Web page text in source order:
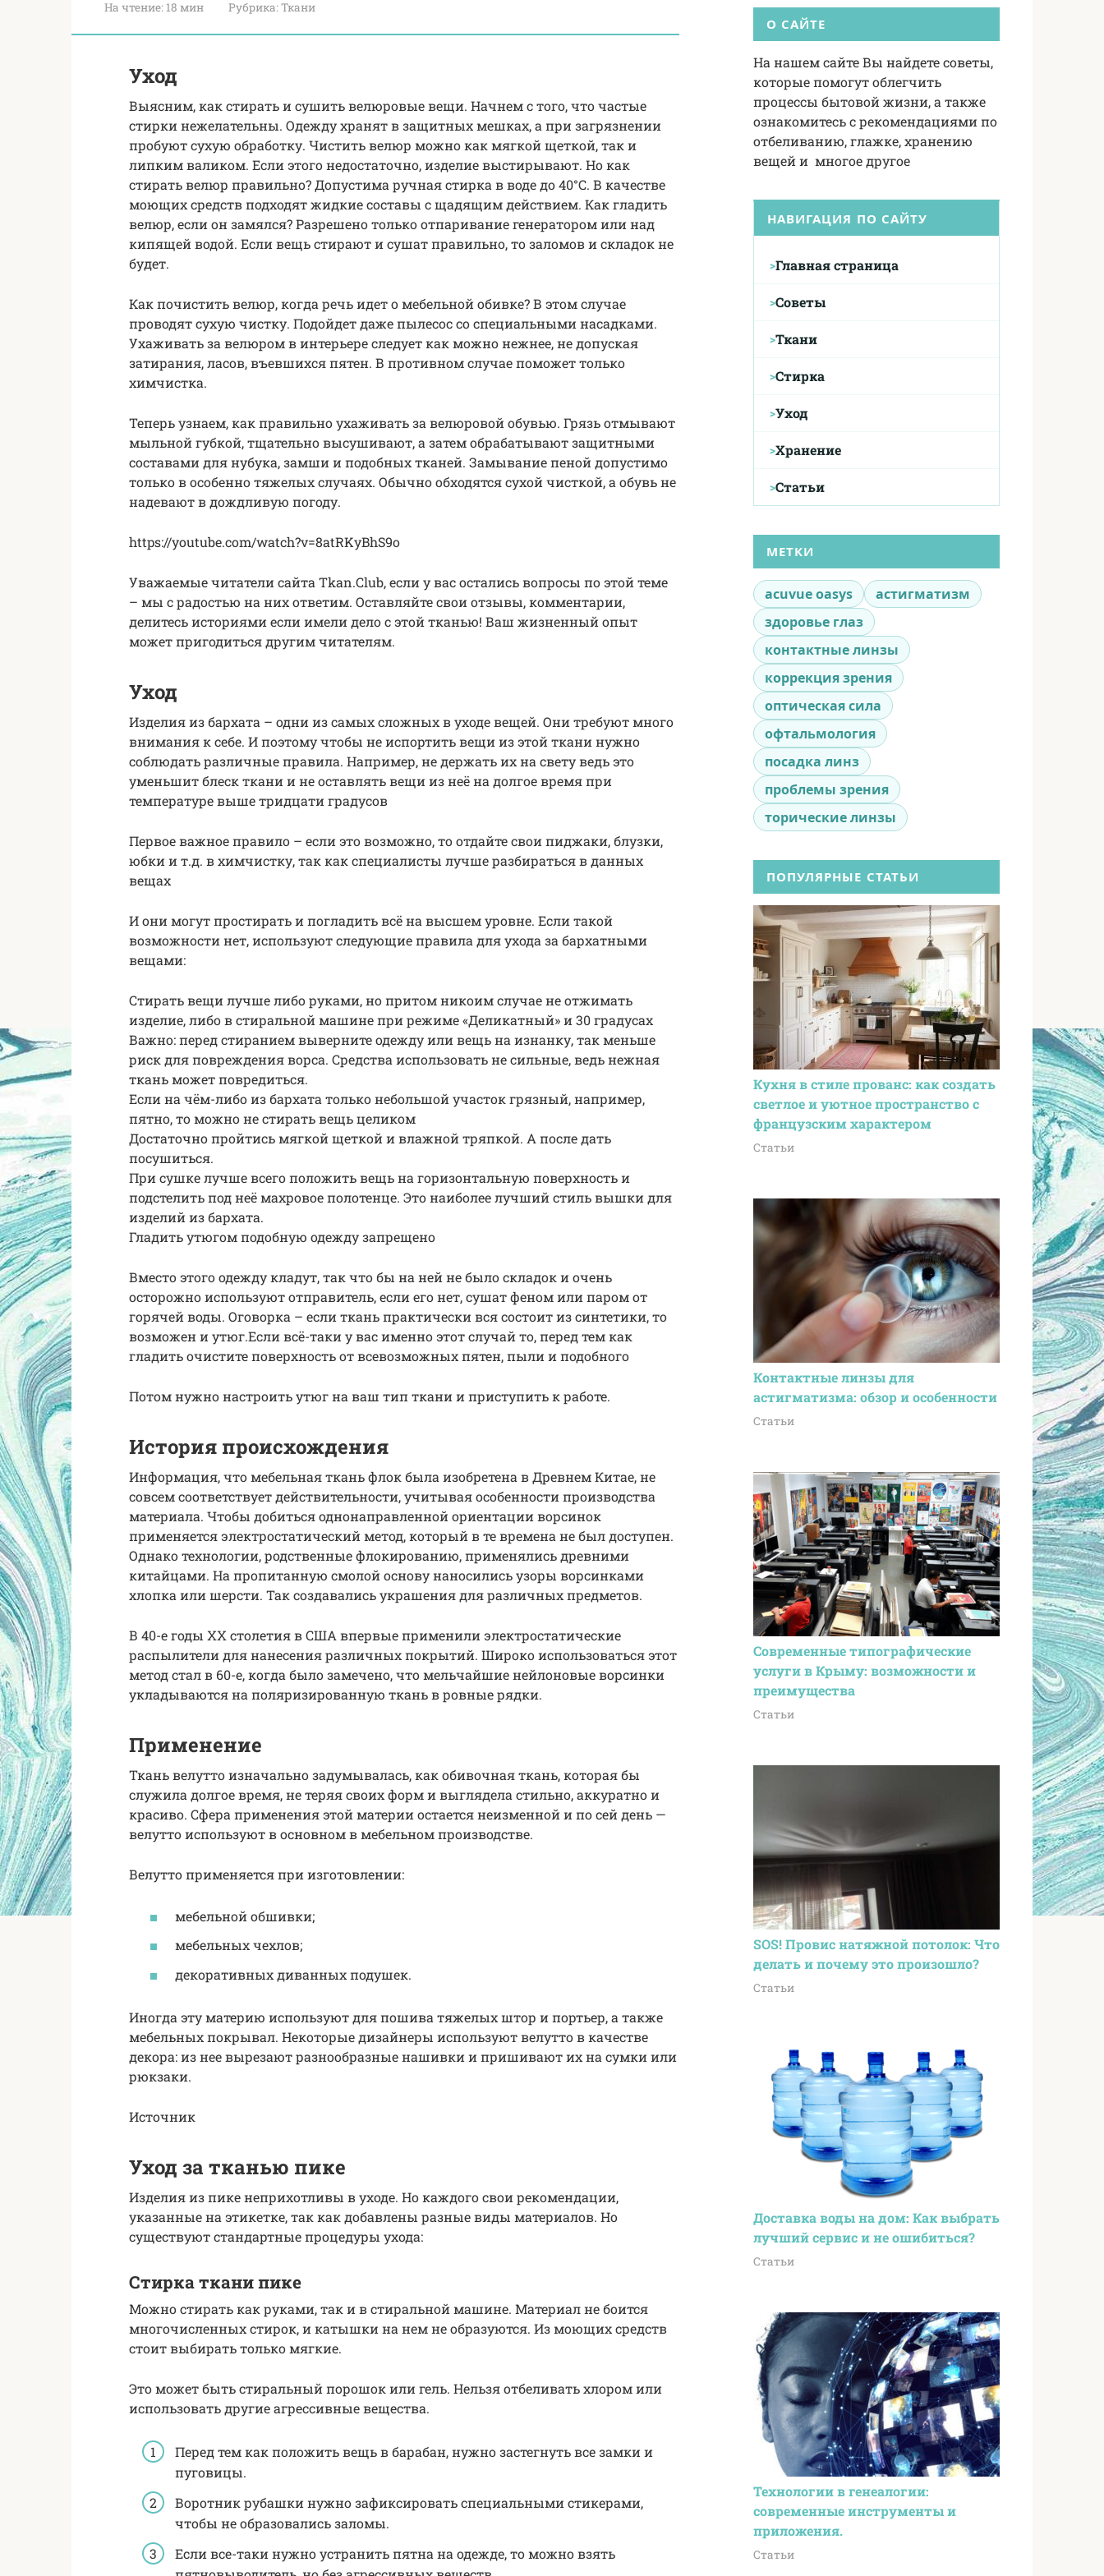
На чтение: 18 мин Рубрика:Ткани
Уход
Выясним, как стирать и сушить велюровые вещи. Начнем с того, что частые
стирки нежелательны. Одежду хранят в защитных мешках, а при загрязнении
пробуют сухую обработку. Чистить велюр можно как мягкой щеткой, так и
липким валиком. Если этого недостаточно, изделие выстирывают. Но как
стирать велюр правильно? Допустима ручная стирка в воде до 40°C. В качестве
моющих средств подходят жидкие составы с щадящим действием. Как гладить
велюр, если он замялся? Разрешено только отпаривание генератором или над
кипящей водой. Если вещь стирают и сушат правильно, то заломов и складок не
будет.
Как почистить велюр, когда речь идет о мебельной обивке? В этом случае
проводят сухую чистку. Подойдет даже пылесос со специальными насадками.
Ухаживать за велюром в интерьере следует как можно нежнее, не допуская
затирания, ласов, въевшихся пятен. В противном случае поможет только
химчистка.
Теперь узнаем, как правильно ухаживать за велюровой обувью. Грязь отмывают
мыльной губкой, тщательно высушивают, а затем обрабатывают защитными
составами для нубука, замши и подобных тканей. Замывание пеной допустимо
только в особенно тяжелых случаях. Обычно обходятся сухой чисткой, а обувь не
надевают в дождливую погоду.
https://youtube.com/watch?v=8atRKyBhS9o
Уважаемые читатели сайта Tkan.Club, если у вас остались вопросы по этой теме
– мы с радостью на них ответим. Оставляйте свои отзывы, комментарии,
делитесь историями если имели дело с этой тканью! Ваш жизненный опыт
может пригодиться другим читателям.
Уход
Изделия из бархата – одни из самых сложных в уходе вещей. Они требуют много
внимания к себе. И поэтому чтобы не испортить вещи из этой ткани нужно
соблюдать различные правила. Например, не держать их на свету ведь это
уменьшит блеск ткани и не оставлять вещи из неё на долгое время при
температуре выше тридцати градусов
Первое важное правило – если это возможно, то отдайте свои пиджаки, блузки,
юбки и т.д. в химчистку, так как специалисты лучше разбираться в данных
вещах
И они могут простирать и погладить всё на высшем уровне. Если такой
возможности нет, используют следующие правила для ухода за бархатными
вещами:
Стирать вещи лучше либо руками, но притом никоим случае не отжимать
изделие, либо в стиральной машине при режиме «Деликатный» и 30 градусах
Важно: перед стиранием выверните одежду или вещь на изнанку, так меньше
риск для повреждения ворса. Средства использовать не сильные, ведь нежная
ткань может повредиться.
Если на чём-либо из бархата только небольшой участок грязный, например,
пятно, то можно не стирать вещь целиком
Достаточно пройтись мягкой щеткой и влажной тряпкой. А после дать
посушиться.
При сушке лучше всего положить вещь на горизонтальную поверхность и
подстелить под неё махровое полотенце. Это наиболее лучший стиль вышки для
изделий из бархата.
Гладить утюгом подобную одежду запрещено
Вместо этого одежду кладут, так что бы на ней не было складок и очень
осторожно используют отправитель, если его нет, сушат феном или паром от
горячей воды. Оговорка – если ткань практически вся состоит из синтетики, то
возможен и утюг.Если всё-таки у вас именно этот случай то, перед тем как
гладить очистите поверхность от всевозможных пятен, пыли и подобного
Потом нужно настроить утюг на ваш тип ткани и приступить к работе.
История происхождения
Информация, что мебельная ткань флок была изобретена в Древнем Китае, не
совсем соответствует действительности, учитывая особенности производства
материала. Чтобы добиться однонаправленной ориентации ворсинок
применяется электростатический метод, который в те времена не был доступен.
Однако технологии, родственные флокированию, применялись древними
китайцами. На пропитанную смолой основу наносились узоры ворсинками
хлопка или шерсти. Так создавались украшения для различных предметов.
В 40-е годы ХХ столетия в США впервые применили электростатические
распылители для нанесения различных покрытий. Широко использоваться этот
метод стал в 60-е, когда было замечено, что мельчайшие нейлоновые ворсинки
укладываются на поляризированную ткань в ровные рядки.
Применение
Ткань велутто изначально задумывалась, как обивочная ткань, которая бы
служила долгое время, не теряя своих форм и выглядела стильно, аккуратно и
красиво. Сфера применения этой материи остается неизменной и по сей день —
велутто используют в основном в мебельном производстве.
Велутто применяется при изготовлении:
мебельной обшивки;
мебельных чехлов;
декоративных диванных подушек.
Иногда эту материю используют для пошива тяжелых штор и портьер, а также
мебельных покрывал. Некоторые дизайнеры используют велутто в качестве
декора: из нее вырезают разнообразные нашивки и пришивают их на сумки или
рюкзаки.
Источник
Уход за тканью пике
Изделия из пике неприхотливы в уходе. Но каждого свои рекомендации,
указанные на этикетке, так как добавлены разные виды материалов. Но
существуют стандартные процедуры ухода:
Стирка ткани пике
Можно стирать как руками, так и в стиральной машине. Материал не боится
многочисленных стирок, и катышки на нем не образуются. Из моющих средств
стоит выбирать только мягкие.
Это может быть стиральный порошок или гель. Нельзя отбеливать хлором или
использовать другие агрессивные вещества.
Перед тем как положить вещь в барабан, нужно застегнуть все замки и
пуговицы.
Воротник рубашки нужно зафиксировать специальными стикерами,
чтобы не образовались заломы.
Если все-таки нужно устранить пятна на одежде, то можно взять
О САЙТЕ
На нашем сайте Вы найдете советы,
которые помогут облегчить
процессы бытовой жизни, а также
ознакомитесь с рекомендациями по
отбеливанию, глажке, хранению
вещей и многое другое
НАВИГАЦИЯ ПО САЙТУ
Главная страница
Советы
Ткани
Стирка
Уход
Хранение
Статьи
МЕТКИ
acuvue oasys
астигматизм
здоровье глаз
контактные линзы
коррекция зрения
оптическая сила
офтальмология
посадка линз
проблемы зрения
торические линзы
ПОПУЛЯРНЫЕ СТАТЬИ
Кухня в стиле прованс: как создать
светлое и уютное пространство с
французским характером
Статьи
Контактные линзы для
астигматизма: обзор и особенности
Статьи
Современные типографические
услуги в Крыму: возможности и
преимущества
Статьи
SOS! Провис натяжной потолок: Что
делать и почему это произошло?
Статьи
Доставка воды на дом: Как выбрать
лучший сервис и не ошибиться?
Статьи
Технологии в генеалогии:
современные инструменты и
приложения.
Статьи